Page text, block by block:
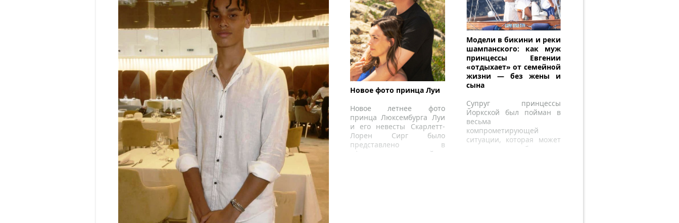
Новое фото принца Луи
Новое летнее фото
принца Люксембурга Луи
и его невесты Скарлетт-
Лорен Сирг было
представлено в
официальных сайтах
Модели в бикини и реки
шампанского: как муж
принцессы Евгении
«отдыхает» от семейной
жизни — без жены и
сына
Супруг принцессы
Йоркской был пойман в
весьма
компрометирующей
ситуации, которая может
привести к необратимым